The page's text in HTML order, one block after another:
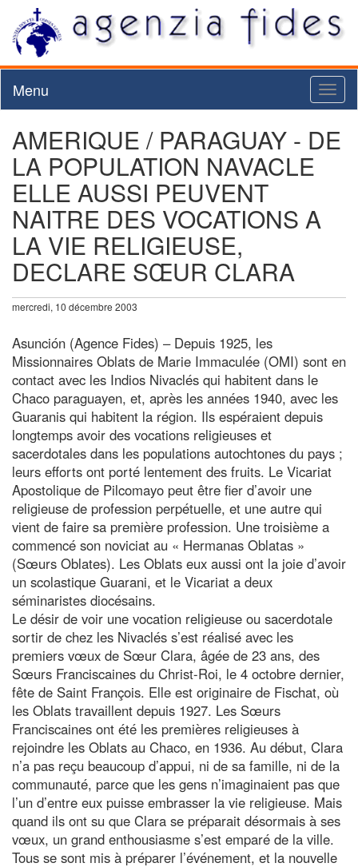
Menu
AMERIQUE / PARAGUAY - DE
LA POPULATION NAVACLE
ELLE AUSSI PEUVENT
NAITRE DES VOCATIONS A
LA VIE RELIGIEUSE,
DECLARE SŒUR CLARA
mercredi, 10 décembre 2003
Asunción (Agence Fides) – Depuis 1925, les
Missionnaires Oblats de Marie Immaculée (OMI) sont en
contact avec les Indios Nivaclés qui habitent dans le
Chaco paraguayen, et, après les années 1940, avec les
Guaranis qui habitent la région. Ils espéraient depuis
longtemps avoir des vocations religieuses et
sacerdotales dans les populations autochtones du pays ;
leurs efforts ont porté lentement des fruits. Le Vicariat
Apostolique de Pilcomayo peut être fier d’avoir une
religieuse de profession perpétuelle, et une autre qui
vient de faire sa première profession. Une troisième a
commencé son noviciat au « Hermanas Oblatas »
(Sœurs Oblates). Les Oblats eux aussi ont la joie d’avoir
un scolastique Guarani, et le Vicariat a deux
séminaristes diocésains.
Le désir de voir une vocation religieuse ou sacerdotale
sortir de chez les Nivaclés s’est réalisé avec les
premiers vœux de Sœur Clara, âgée de 23 ans, des
Sœurs Franciscaines du Christ-Roi, le 4 octobre dernier,
fête de Saint François. Elle est originaire de Fischat, où
les Oblats travaillent depuis 1927. Les Sœurs
Franciscaines ont été les premières religieuses à
rejoindre les Oblats au Chaco, en 1936. Au début, Clara
n’a pas reçu beaucoup d’appui, ni de sa famille, ni de la
communauté, parce que les gens n’imaginaient pas que
l’un d’entre eux puisse embrasser la vie religieuse. Mais
quand ils ont su que Clara se préparait désormais à ses
vœux, un grand enthousiasme s’est emparé de la ville.
Tous se sont mis à préparer l’événement, et la nouvelle